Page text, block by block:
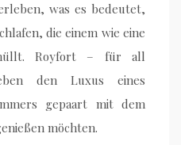
was es bedeutet,
die einem wie eine
Royfort – für all
den Luxus eines
gepaart mit dem
möchten.